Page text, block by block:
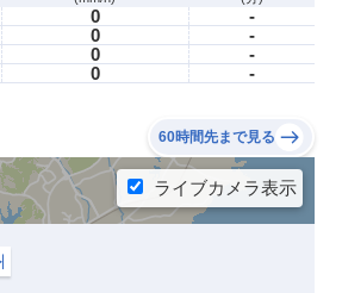
0
-
0
-
0
-
0 -
60時間先まで見る